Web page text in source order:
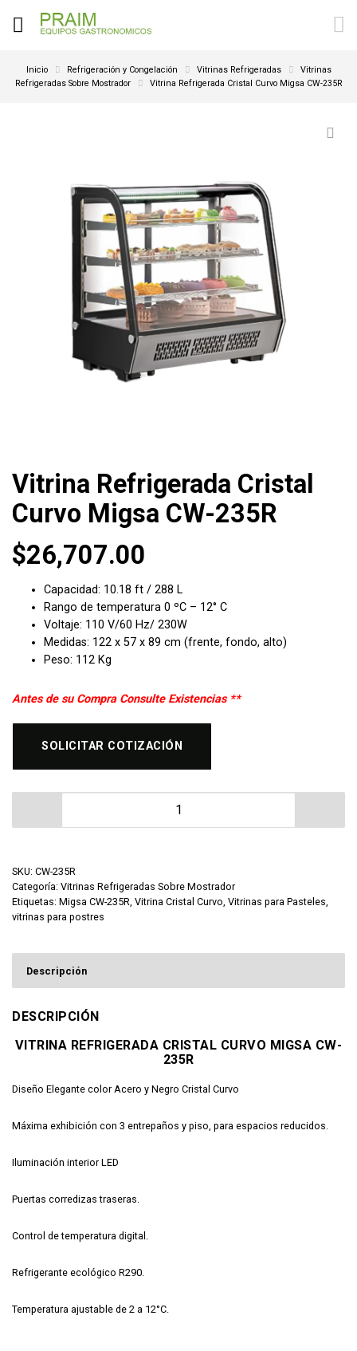
Inicio Refrigeración y Congelación Vitrinas Refrigeradas
Vitrinas
Refrigeradas Sobre Mostrador
Vitrina Refrigerada Cristal Curvo Migsa CW-235R
Vitrina Refrigerada Cristal
Curvo Migsa CW-235R
$26,707.00
Capacidad: 10.18 ft / 288 L
Rango de temperatura 0 ºC – 12° C
Voltaje: 110 V/60 Hz/ 230W
Medidas: 122 x 57 x 89 cm (frente, fondo, alto)
Peso: 112 Kg
Antes de su Compra Consulte Existencias **
SOLICITAR COTIZACIÓN
Vitrina Refrigerada Cristal Curvo Migsa CW-235R
SKU: CW-235R
Categoría: Vitrinas Refrigeradas Sobre Mostrador
Etiquetas: Migsa CW-235R, Vitrina Cristal Curvo, Vitrinas para Pasteles,
vitrinas para postres
Descripción
DESCRIPCIÓN
VITRINA REFRIGERADA CRISTAL CURVO MIGSA CW-
235R
Diseño Elegante color Acero y Negro Cristal Curvo
Máxima exhibición con 3 entrepaños y piso, para espacios reducidos.
Iluminación interior LED
Puertas corredizas traseras.
Control de temperatura digital.
Refrigerante ecológico R290.
Temperatura ajustable de 2 a 12°C.